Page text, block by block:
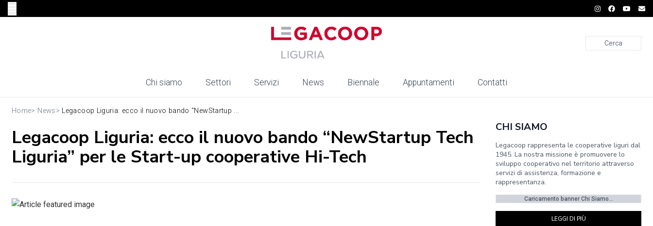
Cerca
Chi siamo Settori Servizi News Biennale Appuntamenti Contatti
Home> News> Legacoop Liguria: ecco il nuovo bando “NewStartup ...
Legacoop Liguria: ecco il nuovo bando “NewStartup Tech
Liguria” per le Start-up cooperative Hi-Tech
CHI SIAMO
Legacoop rappresenta le cooperative liguri dal
1945. La nostra missione è promuovere lo
sviluppo cooperativo nel territorio attraverso
servizi di assistenza, formazione e
rappresentanza.
Caricamento banner Chi Siamo...
LEGGI DI PIÙ